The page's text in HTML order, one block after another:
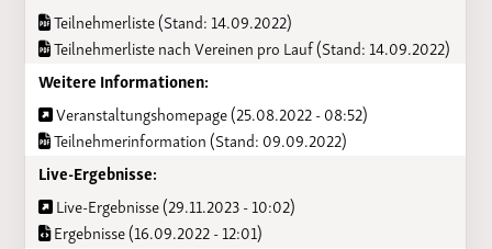
Teilnehmerliste (Stand: 14.09.2022)
Teilnehmerliste nach Vereinen pro Lauf (Stand: 14.09.2022)
Weitere Informationen:
Veranstaltungshomepage (25.08.2022 - 08:52)
Teilnehmerinformation (Stand: 09.09.2022)
Live-Ergebnisse:
Live-Ergebnisse (29.11.2023 - 10:02)
Ergebnisse (16.09.2022 - 12:01)